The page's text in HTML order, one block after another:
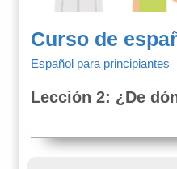
Curso de
Español para principiantes
Lección 2: ¿De